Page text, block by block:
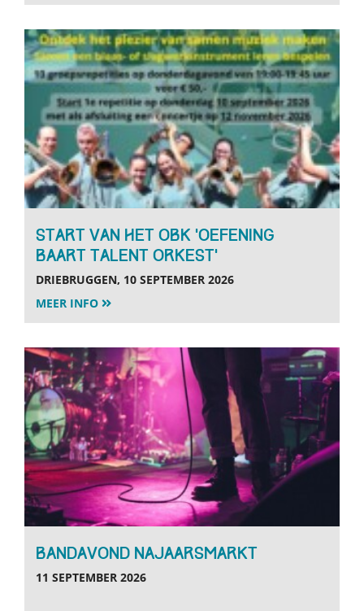
Start van het OBK ‘oefening
baart talent orkest’
DRIEBRUGGEN, 10 SEPTEMBER 2026
MEER INFO
BANDAVOND NAJAARSMARKT
11 SEPTEMBER 2026